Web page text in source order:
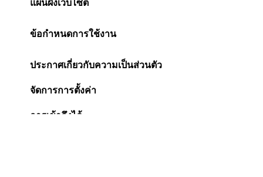
แผนผังเว็บไซต์
ข้อกำหนดการใช้งาน
ประกาศเกี่ยวกับความเป็นส่วนตัว
จัดการการตั้งค่า
การเข้าถึงได้